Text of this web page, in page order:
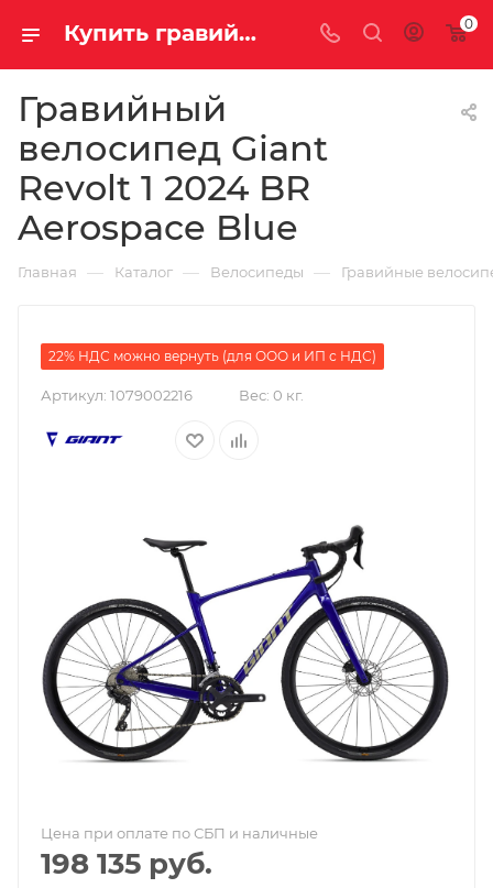
Купить гравийный велосипед Giant Revolt 1 2024 BR Aerospace Blue на за 198135.00000000 руб. в Саратове и Энгельсе в рассрочку или кредит выгодно 0
Гравийный
велосипед Giant
Revolt 1 2024 BR
Aerospace Blue
Главная — Каталог — Велосипеды — Гравийные
22% НДС можно вернуть (для ООО и ИП с НДС)
Артикул: 1079002216 Вес: 0 кг.
Цена при оплате по СБП и наличные
198 135 руб.